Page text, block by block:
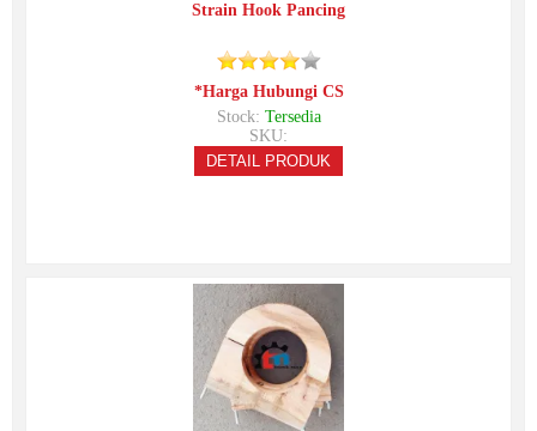
Strain Hook Pancing
*Harga Hubungi CS
Stock: Tersedia
SKU:
DETAIL PRODUK